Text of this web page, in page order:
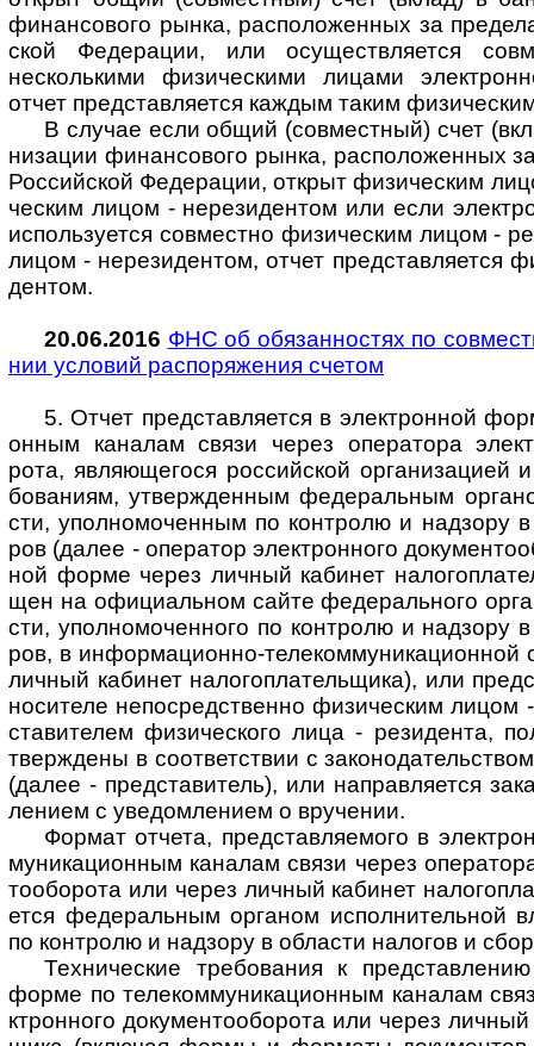
финан­со­вого рынка, рас­по­ло­жен­ных за
ской Феде­ра­ции, или осу­щест­в­ля­е­тся
несколь­кими физи­чес­кими лицами
отчет пред­став­ля­ется каж­дым таким
В случае если общий (совместный) счет
ни­за­ции финан­со­вого рынка, рас­по­ло­жен­ных
Рос­сий­ской Феде­ра­ции, отк­рыт физи­чес­ким
чес­ким лицом - нере­зи­ден­том или если
исполь­зу­ется сов­мес­тно физи­чес­ким лицом -
лицом - нере­зи­ден­том, отчет пред­став­ля­ется
ден­том.
20.06.2016 ФНС об обязанностях по
нии усло­вий рас­по­ря­же­ния сче­том
5. Отчет представляется в электронной
он­ным кана­лам связи через опе­ра­тора
рота, явля­ю­ще­гося рос­сий­ской орга­ни­за­цией
бо­ва­ниям, утверж­ден­ным феде­раль­ным
сти, упол­но­мо­чен­ным по конт­ролю и над­зору
ров (далее - опе­ра­тор эле­кт­рон­ного
ной форме через лич­ный каби­нет
щен на офи­ци­аль­ном сайте феде­раль­ного
сти, упол­но­мо­чен­ного по конт­ролю и над­зору
ров, в инфор­ма­цион­но-­теле­ком­му­ни­ка­ци­он­ной
лич­ный каби­нет нало­го­пла­тель­щика), или
носи­теле непо­сред­ст­венно физи­чес­ким
ста­ви­те­лем физи­чес­кого лица - рези­де­нта,
тверж­дены в соот­вет­ст­вии с
(далее - пред­ста­ви­тель), или нап­рав­ля­ется
ле­нием с уве­дом­ле­нием о вру­чении.
Формат отчета, представляемого в
му­ни­ка­ци­он­ным кана­лам связи через
то­обо­рота или через лич­ный каби­нет
ется феде­раль­ным орга­ном испол­ни­тель­ной
по конт­ролю и над­зору в обла­сти нало­гов и
Технические требования к
форме по теле­ком­му­ни­ка­ци­он­ным кана­лам
кт­рон­ного доку­мен­то­обо­рота или через